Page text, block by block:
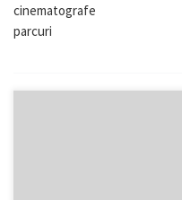
cinematografe
parcuri